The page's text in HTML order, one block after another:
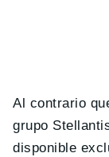
Al contrario
grupo
disponible